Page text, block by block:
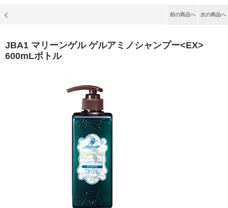
次の商品へ
前の商品へ
JBA1 マリーンゲル ゲルアミノシャンプー<EX>
600mLボトル